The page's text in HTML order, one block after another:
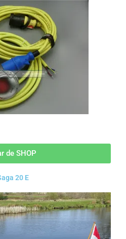
de SHOP
20 E